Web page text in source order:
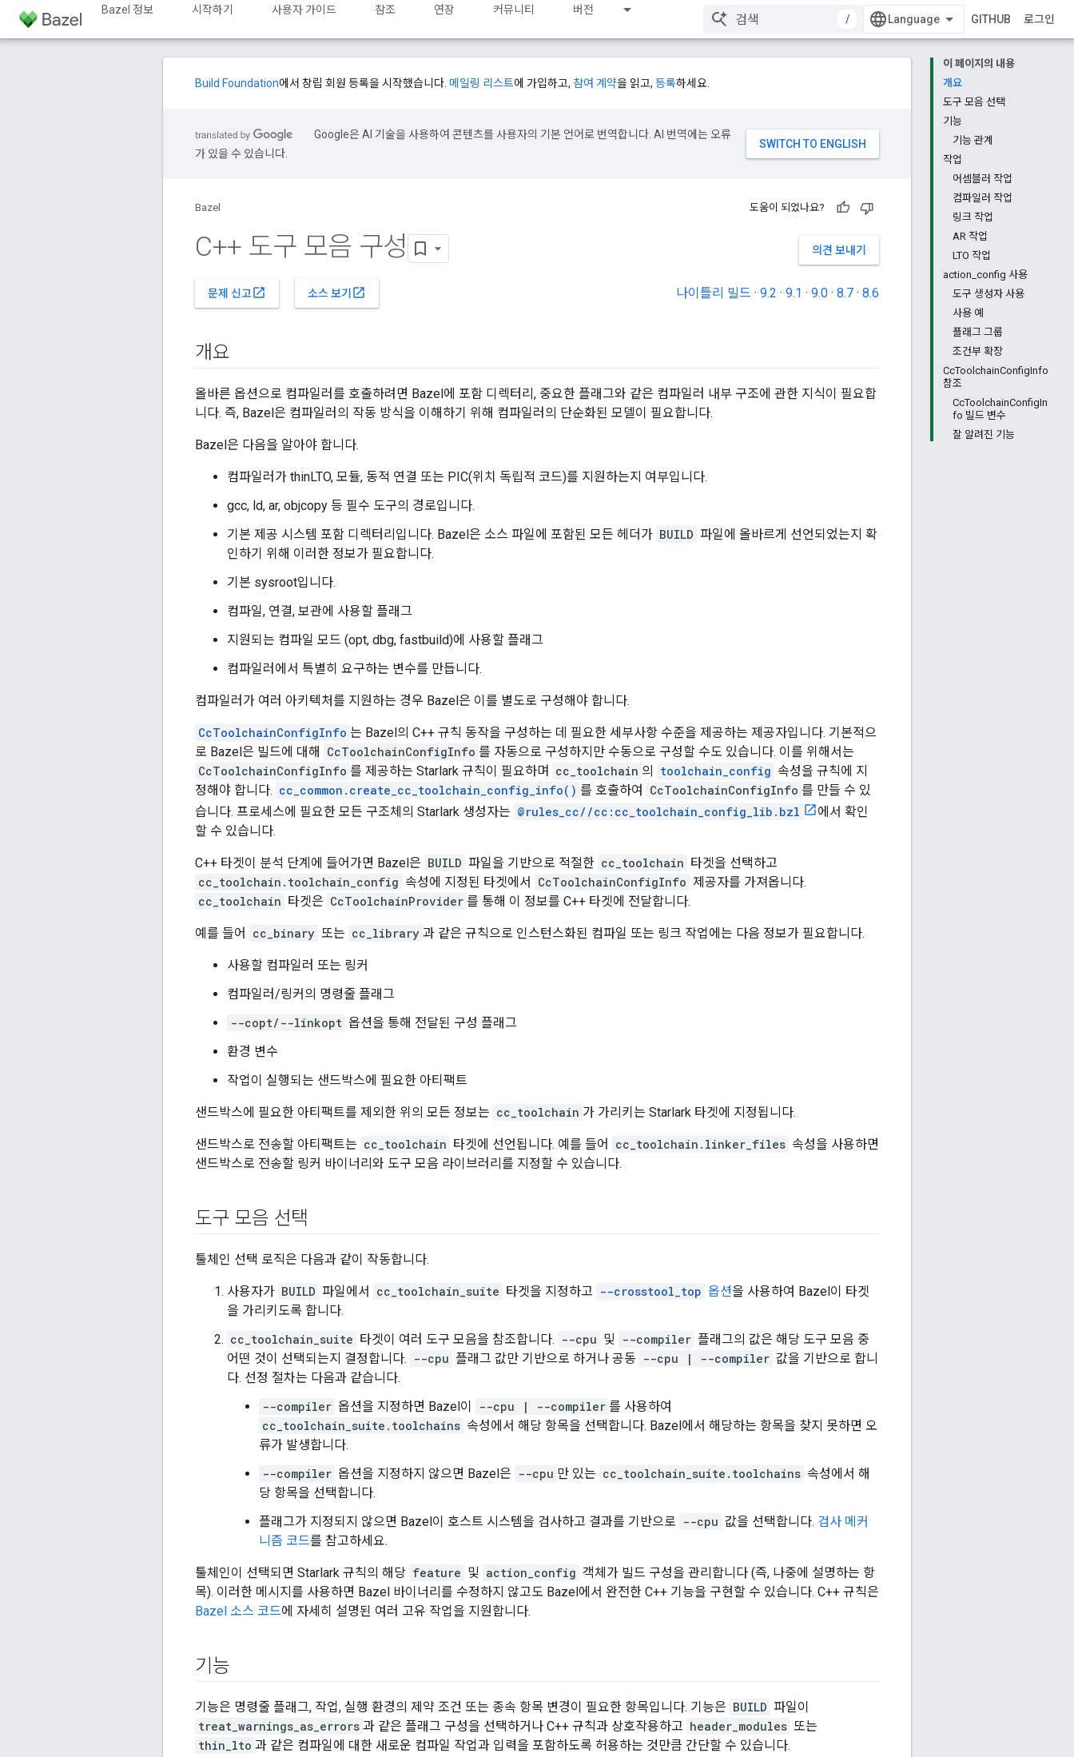
Bazel 정보 시작하기 사용자 가이드 참조 연장 커뮤니티 버전
/ GITHUB 로그인
이 페이지의 내용
개요
도구 모음 선택
기능
기능 관계
작업
어셈블러 작업
컴파일러 작업
링크 작업
AR 작업
LTO 작업
action_config 사용
도구 생성자 사용
사용 예
플래그 그룹
조건부 확장
CcToolchainConfigInfo
참조
CcToolchainConfigIn
fo 빌드 변수
잘 알려진 기능
Build Foundation에서 창립 회원 등록을 시작했습니다. 메일링 리스트에 가입하고, 참여 계약을 읽고, 등록하세요.
Google은 AI 기술을 사용하여 콘텐츠를 사용자의 기본 언어로 번역합니다. AI 번역에는 오류
가 있을 수 있습니다.
Bazel 도움이 되었나요?
의견 보내기
C++ 도구 모음 구성
문제 신고open_in_new 소스 보기 open_in_new 나이틀리 빌드 · 9.2 · 9.1 · 9.0 · 8.7 · 8.6
개요
올바른 옵션으로 컴파일러를 호출하려면 Bazel에 포함 디렉터리, 중요한 플래그와 같은 컴파일러 내부 구조에 관한 지식이 필요합
니다. 즉, Bazel은 컴파일러의 작동 방식을 이해하기 위해 컴파일러의 단순화된 모델이 필요합니다.
Bazel은 다음을 알아야 합니다.
컴파일러가 thinLTO, 모듈, 동적 연결 또는 PIC(위치 독립적 코드)를 지원하는지 여부입니다.
gcc, ld, ar, objcopy 등 필수 도구의 경로입니다.
기본 제공 시스템 포함 디렉터리입니다. Bazel은 소스 파일에 포함된 모든 헤더가 BUILD 파일에 올바르게 선언되었는지 확
인하기 위해 이러한 정보가 필요합니다.
기본 sysroot입니다.
컴파일, 연결, 보관에 사용할 플래그
지원되는 컴파일 모드 (opt, dbg, fastbuild)에 사용할 플래그
컴파일러에서 특별히 요구하는 변수를 만듭니다.
컴파일러가 여러 아키텍처를 지원하는 경우 Bazel은 이를 별도로 구성해야 합니다.
CcToolchainConfigInfo 는 Bazel의 C++ 규칙 동작을 구성하는 데 필요한 세부사항 수준을 제공하는 제공자입니다. 기본적으
로 Bazel은 빌드에 대해
CcToolchainConfigInfo 를 자동으로 구성하지만 수동으로 구성할 수도 있습니다. 이를 위해서는
CcToolchainConfigInfo 를 제공하는 Starlark 규칙이 필요하며 cc_toolchain 의 toolchain_config 속성을 규칙에 지
정해야 합니다. cc_common.create_cc_toolchain_config_info() 를 호출하여 CcToolchainConfigInfo 를 만들 수 있
습니다. 프로세스에 필요한 모든 구조체의 Starlark 생성자는 @rules_cc//cc:cc_toolchain_config_lib.bzl
에서 확인
할 수 있습니다.
C++ 타겟이 분석 단계에 들어가면 Bazel은 BUILD 파일을 기반으로 적절한 cc_toolchain 타겟을 선택하고
cc_toolchain.toolchain_config 속성에 지정된 타겟에서 CcToolchainConfigInfo 제공자를 가져옵니다.
cc_toolchain 타겟은 CcToolchainProvider 를 통해 이 정보를 C++ 타겟에 전달합니다.
예를 들어 cc_binary 또는 cc_library 과 같은 규칙으로 인스턴스화된 컴파일 또는 링크 작업에는 다음 정보가 필요합니다.
사용할 컴파일러 또는 링커
컴파일러/링커의 명령줄 플래그
--copt/--linkopt 옵션을 통해 전달된 구성 플래그
환경 변수
작업이 실행되는 샌드박스에 필요한 아티팩트
샌드박스에 필요한 아티팩트를 제외한 위의 모든 정보는 cc_toolchain 가 가리키는 Starlark 타겟에 지정됩니다.
샌드박스로 전송할 아티팩트는 cc_toolchain 타겟에 선언됩니다. 예를 들어 cc_toolchain.linker_files 속성을 사용하면
샌드박스로 전송할 링커 바이너리와 도구 모음 라이브러리를 지정할 수 있습니다.
도구 모음 선택
툴체인 선택 로직은 다음과 같이 작동합니다.
사용자가 BUILD 파일에서 cc_toolchain_suite 타겟을 지정하고 --crosstool_top 옵션을 사용하여 Bazel이 타겟
을 가리키도록 합니다.
cc_toolchain_suite 타겟이 여러 도구 모음을 참조합니다. --cpu 및 --compiler 플래그의 값은 해당 도구 모음 중
어떤 것이 선택되는지 결정합니다. --cpu 플래그 값만 기반으로 하거나 공동 --cpu | --compiler 값을 기반으로 합니
다. 선정 절차는 다음과 같습니다.
--compiler 옵션을 지정하면 Bazel이 --cpu | --compiler 를 사용하여
cc_toolchain_suite.toolchains 속성에서 해당 항목을 선택합니다. Bazel에서 해당하는 항목을 찾지 못하면 오
류가 발생합니다.
--compiler 옵션을 지정하지 않으면 Bazel은 --cpu 만 있는 cc_toolchain_suite.toolchains 속성에서 해
당 항목을 선택합니다.
플래그가 지정되지 않으면 Bazel이 호스트 시스템을 검사하고 결과를 기반으로 --cpu 값을 선택합니다. 검사 메커
니즘 코드를 참고하세요.
툴체인이 선택되면 Starlark 규칙의 해당 feature 및 action_config 객체가 빌드 구성을 관리합니다 (즉, 나중에 설명하는 항
목). 이러한 메시지를 사용하면 Bazel 바이너리를 수정하지 않고도 Bazel에서 완전한 C++ 기능을 구현할 수 있습니다. C++ 규칙은
Bazel 소스 코드에 자세히 설명된 여러 고유 작업을 지원합니다.
기능
기능은 명령줄 플래그, 작업, 실행 환경의 제약 조건 또는 종속 항목 변경이 필요한 항목입니다. 기능은 BUILD 파일이
treat_warnings_as_errors 과 같은 플래그 구성을 선택하거나 C++ 규칙과 상호작용하고 header_modules 또는
thin_lto 과 같은 컴파일에 대한 새로운 컴파일 작업과 입력을 포함하도록 허용하는 것만큼 간단할 수 있습니다.